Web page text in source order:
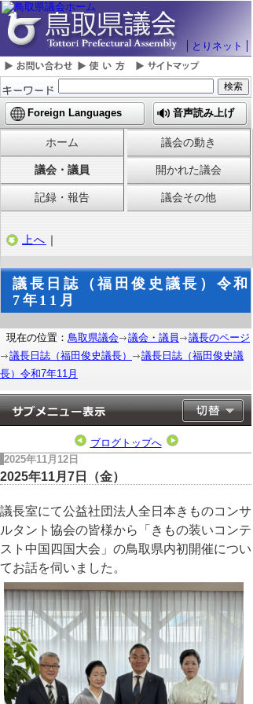
とりネット
Foreign Languages 音声読み上げ
ホーム 議会の動き
議会・議員 開かれた議会
記録・報告 議会その他
上へ ｜
議長日誌（福田俊史議長）令和
7年11月
現在の位置： 鳥取県議会 議会・議員
議長のページ
議長日誌（福田俊史議長）
議長日誌（福田俊史議
長）令和7年11月
ブログトップへ
2025年11月12日
2025年11月7日（金）
議長室にて公益社団法人全日本きものコンサ
ルタント協会の皆様から「きもの装いコンテ
スト中国四国大会」の鳥取県内初開催につい
てお話を伺いました。